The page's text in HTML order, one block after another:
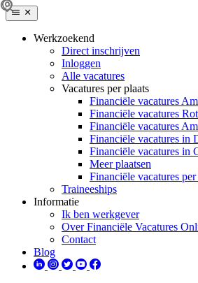
Werkzoekend
Direct inschrijven
Inloggen
Alle vacatures
Vacatures per plaats
Financiële vacatures
Financiële vacatures
Financiële vacatures
Financiële vacatures in
Financiële vacatures in
Meer plaatsen
Financiële vacatures
Traineeships
Informatie
Ik ben werkgever
Over Financiële Vacatures
Contact
Blog